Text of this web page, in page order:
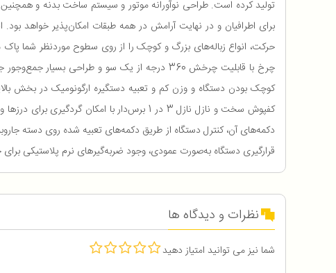
حرکت، انواع زباله‌های بزرگ و کوچک را از روی سطوح موردنظر شما
چرخ با قابلیت چرخش 360 درجه از یک سو و
کفپوش سخت و نازل نازل 3 در 1 برس‌دار با
قرارگیری دستگاه به‌صورت عمودی، وجود ضربه‌گیرهای نرم پلاستیکی
نظرات و دیدگاه ها
شما نیز می توانید امتیاز دهید